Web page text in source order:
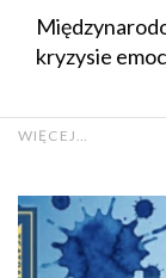
kryzysie
WIĘCEJ…